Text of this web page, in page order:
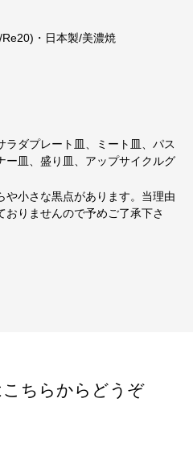
・日本製/美濃焼
ラダプレート皿、ミート皿、パス
ー皿、盛り皿、アップサイクルグ
や小さな黒点があります。当理由
おりませんので予めご了承下さ
ちらからどうぞ